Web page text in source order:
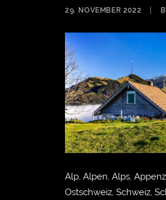
29. NOVEMBER 2022
Alp, Alpen, Alps,
Ostschweiz, Schweiz,